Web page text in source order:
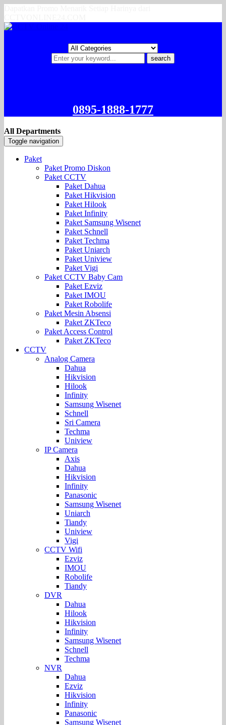
search
0895-1888-1777
All Departments
Toggle navigation
Paket
Paket Promo Diskon
Paket CCTV
Paket Dahua
Paket Hikvision
Paket Hilook
Paket Infinity
Paket Samsung Wisenet
Paket Schnell
Paket Techma
Paket Uniarch
Paket Uniview
Paket Vigi
Paket CCTV Baby Cam
Paket Ezviz
Paket IMOU
Paket Robolife
Paket Mesin Absensi
Paket ZKTeco
Paket Access Control
Paket ZKTeco
CCTV
Analog Camera
Dahua
Hikvision
Hilook
Infinity
Samsung Wisenet
Schnell
Sri Camera
Techma
Uniview
IP Camera
Axis
Dahua
Hikvision
Infinity
Panasonic
Samsung Wisenet
Uniarch
Tiandy
Uniview
Vigi
CCTV Wifi
Ezviz
IMOU
Robolife
Tiandy
DVR
Dahua
Hilook
Hikvision
Infinity
Samsung Wisenet
Schnell
Techma
NVR
Dahua
Ezviz
Hikvision
Infinity
Panasonic
Samsung Wisenet